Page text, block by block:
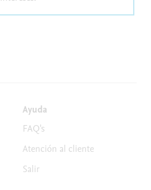
Ayuda
FAQ's
Atención al cliente
Salir